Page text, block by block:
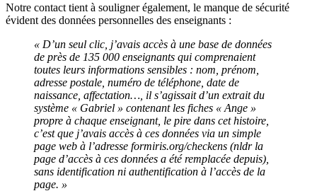
Notre contact tient à souligner également, le manque de sécurité
évident des données personnelles des enseignants :
« D’un seul clic, j’avais accès à une base de données
de près de 135 000 enseignants qui comprenaient
toutes leurs informations sensibles : nom, prénom,
adresse postale, numéro de téléphone, date de
naissance, affectation…, il s’agissait d’un extrait du
système « Gabriel » contenant les fiches « Ange »
propre à chaque enseignant, le pire dans cet histoire,
c’est que j’avais accès à ces données via un simple
page web à l’adresse formiris.org/checkens (nldr la
page d’accès à ces données a été remplacée depuis),
sans identification ni authentification à l’accès de la
page. »